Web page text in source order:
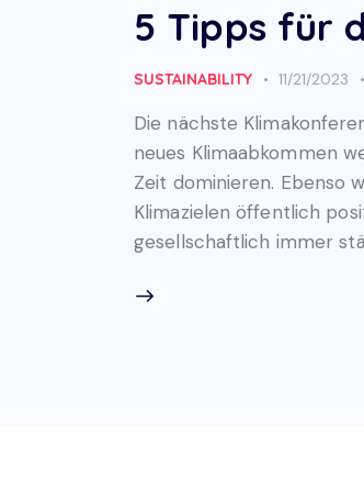
5 Tipps für
SUSTAINABILITY 11/21/2023
Die nächste
neues Klimaabkommen
Zeit dominieren. Ebenso
Klimazielen öffentlich
gesellschaftlich immer